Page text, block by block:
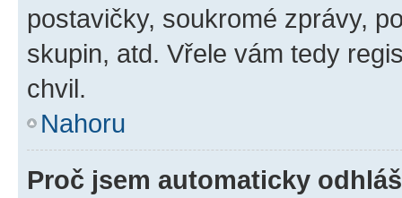
postavičky, soukromé zprávy,
skupin, atd. Vřele vám tedy
chvil.
Nahoru
Proč jsem automaticky